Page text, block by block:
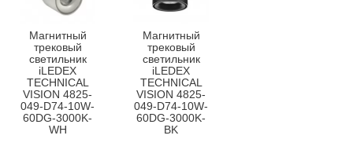
Магнитный
трековый
светильник
iLEDEX
TECHNICAL
VISION 4825-
049-D74-10W-
60DG-3000K-
WH
Магнитный
трековый
светильник
iLEDEX
TECHNICAL
VISION 4825-
049-D74-10W-
60DG-3000K-
BK